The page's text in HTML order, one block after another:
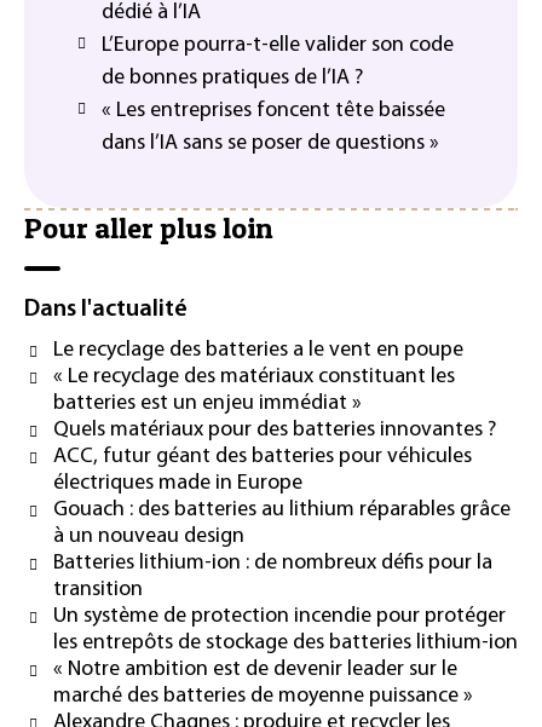
dédié à l’IA
L’Europe pourra-t-elle valider son code
de bonnes pratiques de l’IA ?
« Les entreprises foncent tête baissée
dans l’IA sans se poser de questions »
Pour aller plus loin
Dans l'actualité
Le recyclage des batteries a le vent en poupe
« Le recyclage des matériaux constituant les
batteries est un enjeu immédiat »
Quels matériaux pour des batteries innovantes ?
ACC, futur géant des batteries pour véhicules
électriques made in Europe
Gouach : des batteries au lithium réparables grâce
à un nouveau design
Batteries lithium-ion : de nombreux défis pour la
transition
Un système de protection incendie pour protéger
les entrepôts de stockage des batteries lithium-ion
« Notre ambition est de devenir leader sur le
marché des batteries de moyenne puissance »